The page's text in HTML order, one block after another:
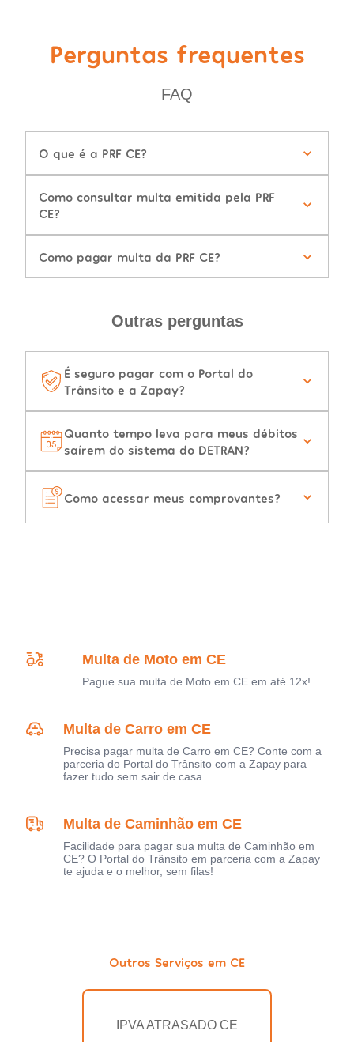
Perguntas frequentes
FAQ
O que é a PRF CE?
Como consultar multa emitida pela PRF
CE?
Como pagar multa da PRF CE?
Outras perguntas
É seguro pagar com o Portal do
Trânsito e a Zapay?
Quanto tempo leva para meus débitos
saírem do sistema do DETRAN?
Como acessar meus comprovantes?
Multa de Moto em CE
Pague sua multa de Moto em CE em até 12x!
Multa de Carro em CE
Precisa pagar multa de Carro em CE? Conte com a
parceria do Portal do Trânsito com a Zapay para
fazer tudo sem sair de casa.
Multa de Caminhão em CE
Facilidade para pagar sua multa de Caminhão em
CE? O Portal do Trânsito em parceria com a Zapay
te ajuda e o melhor, sem filas!
Outros Serviços em CE
IPVA ATRASADO CE